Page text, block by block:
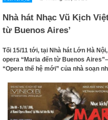
Nhà hát Nhạc Vũ Kịch
từ Buenos Aires’
Tối 15/11 tới, tại Nhà hát Lớn Hà
opera “Maria đến từ Buenos
“Opera thế hệ mới” của nhà soạn